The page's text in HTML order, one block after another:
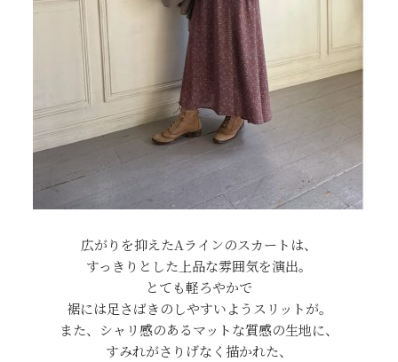
広がりを抑えたAラインのスカートは、
すっきりとした上品な雰囲気を演出。
とても軽ろやかで
裾には足さばきのしやすいようスリットが。
また、シャリ感のあるマットな質感の生地に、
すみれがさりげなく描かれた、